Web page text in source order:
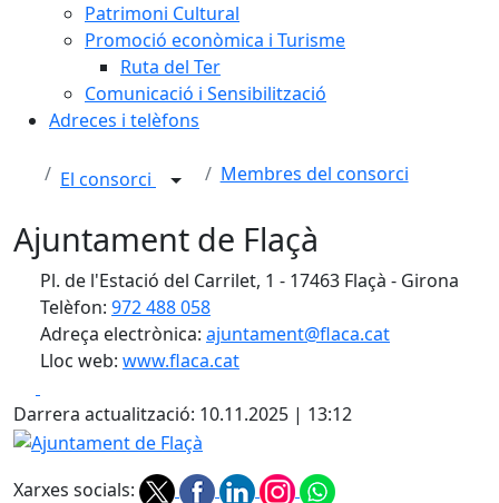
Patrimoni Cultural
Promoció econòmica i Turisme
Ruta del Ter
Comunicació i Sensibilització
Adreces i telèfons
El consorci Membres del consorci
Ajuntament de Flaçà
Pl. de l'Estació del Carrilet, 1 - 17463 Flaçà - Girona
Telèfon: 972 488 058
Adreça electrònica: ajuntament@flaca.cat
Lloc web: www.flaca.cat
Darrera actualització: 10.11.2025 | 13:12
Ajuntament de Flaçà
Xarxes socials: